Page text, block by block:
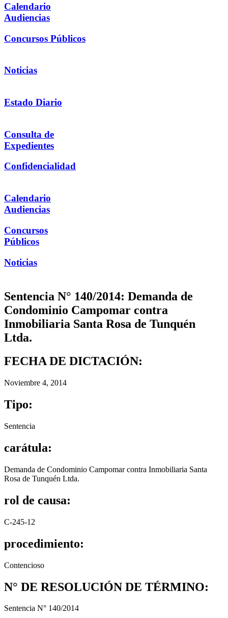
Calendario
Audiencias
Concursos Públicos
Noticias
Estado Diario
Consulta de
Expedientes
Confidencialidad
Calendario
Audiencias
Concursos
Públicos
Noticias
Sentencia N° 140/2014: Demanda de
Condominio Campomar contra
Inmobiliaria Santa Rosa de Tunquén
Ltda.
FECHA DE DICTACIÓN:
Noviembre 4, 2014
Tipo:
Sentencia
carátula:
Demanda de Condominio Campomar contra Inmobiliaria Santa
Rosa de Tunquén Ltda.
rol de causa:
C-245-12
procedimiento:
Contencioso
N° DE RESOLUCIÓN DE TÉRMINO:
Sentencia N° 140/2014